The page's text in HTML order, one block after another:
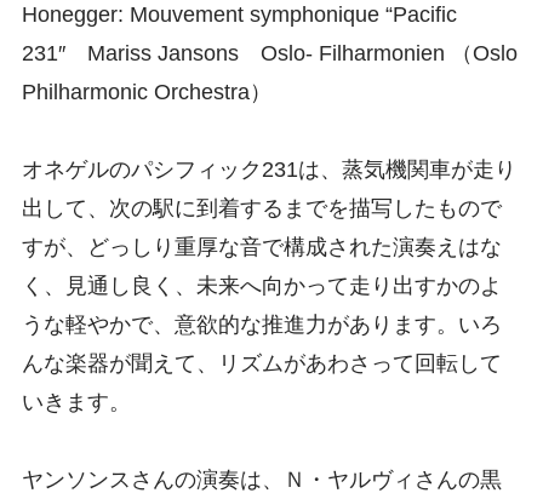
Honegger: Mouvement symphonique “Pacific
231″ Mariss Jansons Oslo- Filharmonien （Oslo
Philharmonic Orchestra）
オネゲルのパシフィック231は、蒸気機関車が走り
出して、次の駅に到着するまでを描写したもので
すが、どっしり重厚な音で構成された演奏えはな
く、見通し良く、未来へ向かって走り出すかのよ
うな軽やかで、意欲的な推進力があります。いろ
んな楽器が聞えて、リズムがあわさって回転して
いきます。
ヤンソンスさんの演奏は、Ｎ・ヤルヴィさんの黒